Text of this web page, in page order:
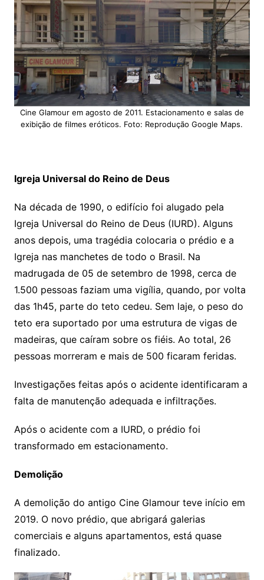
Cine Glamour em agosto de 2011. Estacionamento e salas de
exibição de filmes eróticos. Foto: Reprodução Google Maps.
Igreja Universal do Reino de Deus
Na década de 1990, o edifício foi alugado pela
Igreja Universal do Reino de Deus (IURD). Alguns
anos depois, uma tragédia colocaria o prédio e a
Igreja nas manchetes de todo o Brasil. Na
madrugada de 05 de setembro de 1998, cerca de
1.500 pessoas faziam uma vigília, quando, por volta
das 1h45, parte do teto cedeu. Sem laje, o peso do
teto era suportado por uma estrutura de vigas de
madeiras, que caíram sobre os fiéis. Ao total, 26
pessoas morreram e mais de 500 ficaram feridas.
Investigações feitas após o acidente identificaram a
falta de manutenção adequada e infiltrações.
Após o acidente com a IURD, o prédio foi
transformado em estacionamento.
Demolição
A demolição do antigo Cine Glamour teve início em
2019. O novo prédio, que abrigará galerias
comerciais e alguns apartamentos, está quase
finalizado.